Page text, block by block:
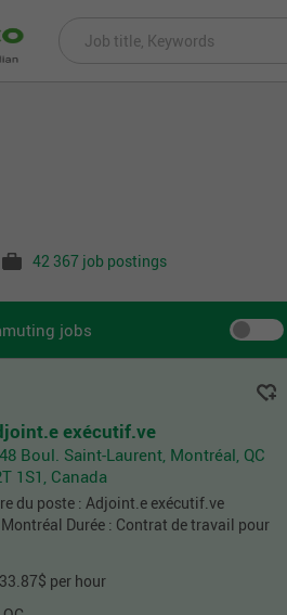
42 367 job postings
jobs
exécutif.ve
Boul. Saint-Laurent, Montréal, QC
1S1, Canada
du poste : Adjoint.e exécutif.ve
Durée : Contrat de travail pour
per hour